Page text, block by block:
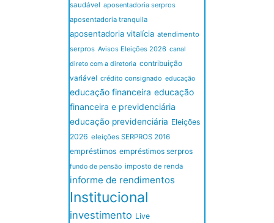
saudável aposentadoria serpros
aposentadoria tranquila
aposentadoria vitalícia atendimento
serpros Avisos Eleições 2026 canal
direto com a diretoria contribuição
variável crédito consignado educação
educação financeira educação
financeira e previdenciária
educação previdenciária Eleições
2026 eleições SERPROS 2016
empréstimos empréstimos serpros
fundo de pensão imposto de renda
informe de rendimentos
Institucional
investimento Live